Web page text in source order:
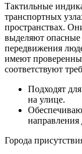
Тактильные
транспортных
пространствах.
выделяют
передвижения
имеют
соответствуют
Подходят
на улице.
Города